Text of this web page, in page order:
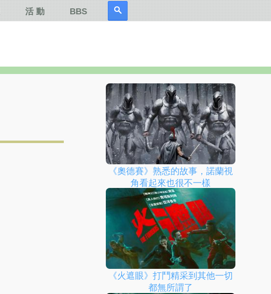
活 動 BBS
《奧德賽》熟悉的故事，諾蘭視
角看起來也很不一樣
《火遮眼》打鬥精采到其他一切
都無所謂了